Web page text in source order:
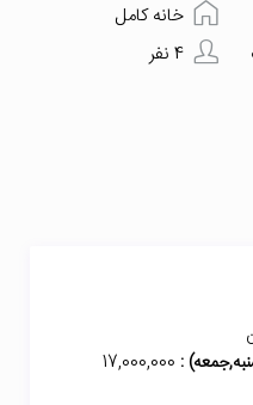
خانه کامل
4 نفر
:
17,000,000